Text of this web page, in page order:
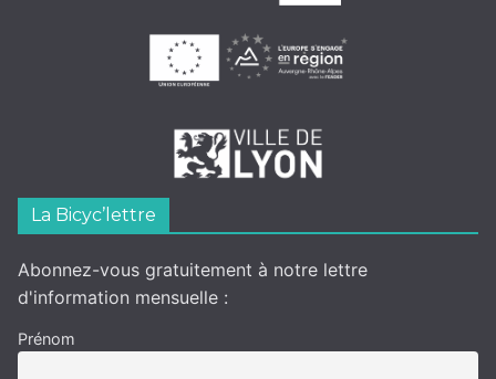
La Bicyc’lettre
Abonnez-vous gratuitement à notre lettre
d'information mensuelle :
Prénom